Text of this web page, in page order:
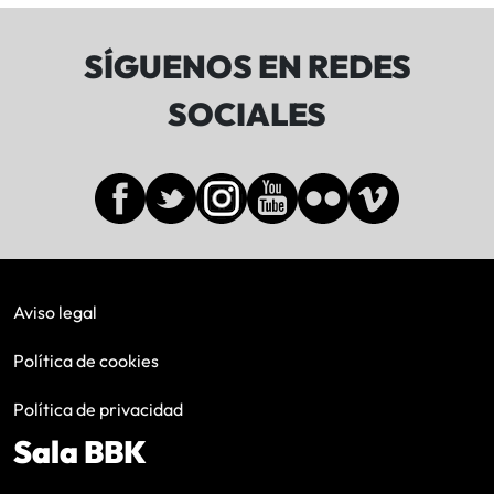
SÍGUENOS EN REDES
SOCIALES
Aviso legal
Política de cookies
Política de privacidad
Sala BBK